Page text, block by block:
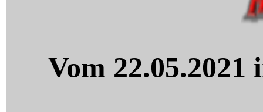
Vom